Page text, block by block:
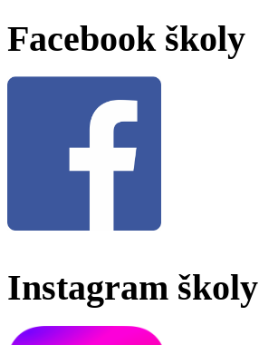
Facebook školy
Instagram školy